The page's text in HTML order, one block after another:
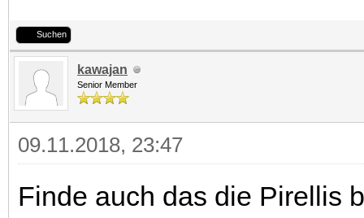
Suchen
kawajan
Senior Member
09.11.2018, 23:47
Finde auch das die Pirellis